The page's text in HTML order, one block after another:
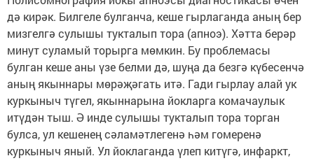
дә кирәк. Билгеле булганча, кеше гырлаганда аның бер
мизгелгә сулышы тукталып тора (апноэ). Хәтта берәр
минут суламый торырга мөмкин. Бу проблемасы
булган кеше аны үзе белми дә, шуңа да безгә күбесенчә
аның якыннары мөрәҗәгать итә. Гади гырлау алай ук
куркыныч түгел, якыннарына йокларга комачаулык
итүдән тыш. Ә инде сулышы тукталып тора торган
булса, ул кешенең сәламәтлегенә һәм гомеренә
куркыныч яный. Ул йоклаганда үлеп китүгә, инфаркт,